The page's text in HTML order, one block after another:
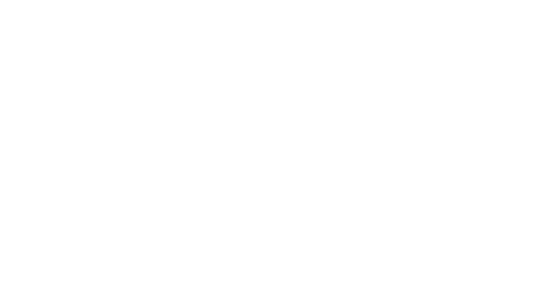
andre RIT kunder også får.